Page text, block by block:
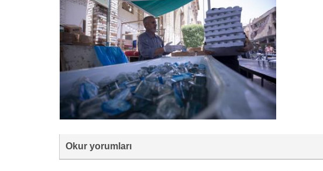
Okur yorumları